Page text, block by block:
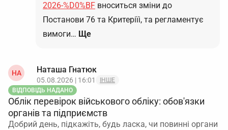
2026-%D0%BF вноситься зміни до
Постанови 76 та Критеріїі, та регламентує
вимоги… Ще
НА Наташа Гнатюк
05.08.2026 | 16:01
ІНШЕ
ВІДПОВІДЬ НАДАНО
Облік перевірок військового обліку: обов'язки
органів та підприємств
Добрий день, підкажіть, будь ласка, чи повинні органи